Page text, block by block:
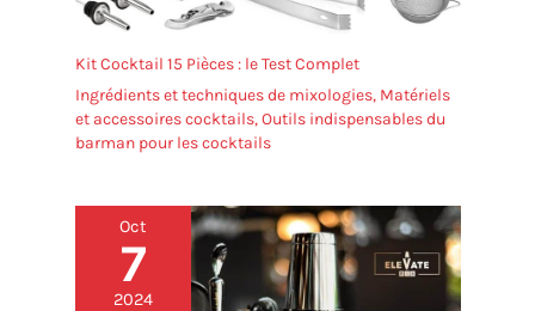
Kit Cocktail 15 Pièces : le Test Complet
Ingrédients et techniques de mixologies, Matériels
et accessoires cocktails,Outils indispensables du
barman pour les cocktails
Oct
7
2024